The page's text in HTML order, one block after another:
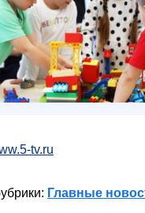
tv.ru
Главные